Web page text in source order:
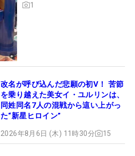
1
改名が呼び込んだ悲願の初V！ 苦節
を乗り越えた美女イ・ユルリンは、
同姓同名7人の混戦から這い上がっ
た“新星ヒロイン”
2026年8月6日 (木) 11時30分 15